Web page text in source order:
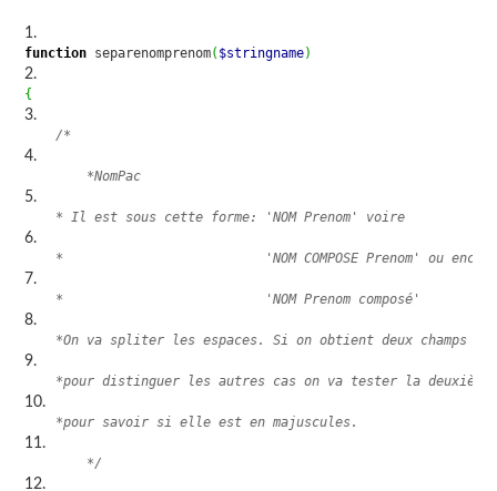
function separenomprenom( $stringname)
{
/*
	*NomPac
* Il est sous cette forme: 'NOM Prenom' voire
*                          'NOM COMPOSE Prenom' ou
*                          'NOM Prenom composé'
*On va spliter les espaces. Si on obtient deux champs on
*pour distinguer les autres cas on va tester la
*pour savoir si elle est en majuscules.
	*/